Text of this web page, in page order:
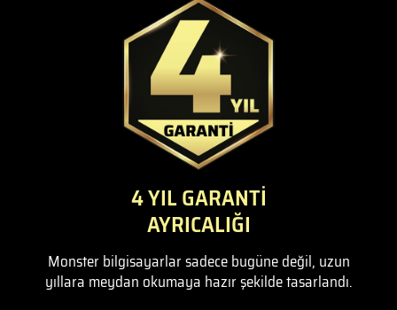
4 YIL GARANTİ
AYRICALIĞI
Monster bilgisayarlar sadece bugüne değil, uzun
yıllara meydan okumaya hazır şekilde tasarlandı.